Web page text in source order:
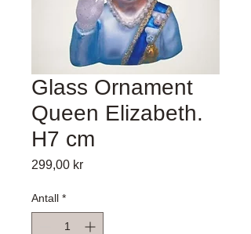
Glass Ornament
Queen Elizabeth.
H7 cm
299,00 krPris
Antall *